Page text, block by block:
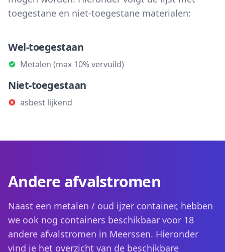
toegestane en niet-toegestane materialen:
Wel-toegestaan
Metalen (max 10% vervuild)
Niet-toegestaan
asbest lijkend
Andere afvalstromen
Naast een metalen / oud ijzer container, hebben
we ook nog containers beschikbaar voor 18
andere afvalstromen in Meerssen. Hieronder
vind je het overzicht van de beschikbare